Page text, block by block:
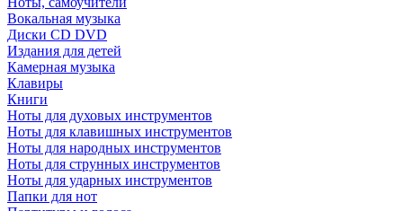
Вокальная музыка
Диски CD DVD
Издания для детей
Камерная музыка
Клавиры
Книги
Ноты для духовых инструментов
Ноты для клавишных инструментов
Ноты для народных инструментов
Ноты для струнных инструментов
Ноты для ударных инструментов
Папки для нот